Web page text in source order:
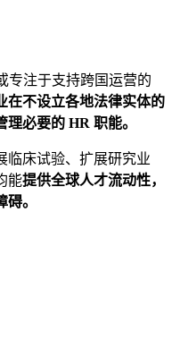
专注于支持跨国运营的
在不设立各地法律实体的
必要的 HR 职能。
临床试验、扩展研究业
能提供全球人才流动性，
。